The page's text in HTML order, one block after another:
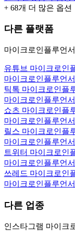
+ 68개 더 많은 옵션
다른 플랫폼
마이크로인플루언
유튜브 마이크로인
마이크로인플루언
틱톡 마이크로인플
마이크로인플루언
쇼츠 마이크로인플
마이크로인플루언
릴스 마이크로인플
마이크로인플루언
트위터 마이크로인
마이크로인플루언
쓰레드 마이크로인
마이크로인플루언
다른 업종
인스타그램 마이크